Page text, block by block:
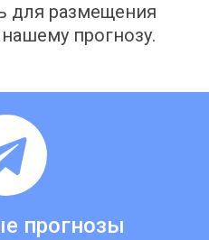
для размещения
прогнозу.
прогнозы